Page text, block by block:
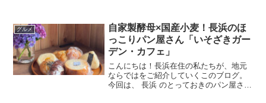
グルメ
自家製酵母×国産小麦！長浜のほ
っこりパン屋さん「いそざきガー
デン・カフェ」
こんにちは！長浜在住の私たちが、地元
ならではをご紹介していくこのブログ。
今回は、 長浜 のとっておきのパン屋さん